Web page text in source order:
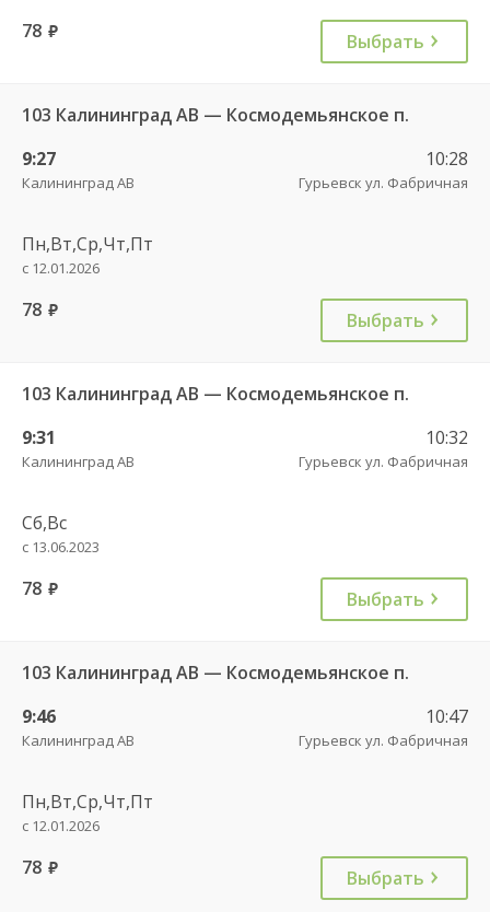
78 руб. Выбрать
103 Калининград АВ — Космодемьянское п.
9:27
Калининград АВ
10:28
Гурьевск ул. Фабричная
Пн,Вт,Ср,Чт,Пт
с 12.01.2026
78 руб. Выбрать
103 Калининград АВ — Космодемьянское п.
9:31
Калининград АВ
10:32
Гурьевск ул. Фабричная
Сб,Вс
с 13.06.2023
78 руб. Выбрать
103 Калининград АВ — Космодемьянское п.
9:46
Калининград АВ
10:47
Гурьевск ул. Фабричная
Пн,Вт,Ср,Чт,Пт
с 12.01.2026
78 руб. Выбрать